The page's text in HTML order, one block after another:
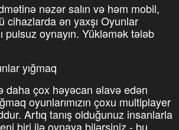
nəzər salın və həm mobil,
cihazlarda ən yaxşı Oyunlar
pulsuz oynayın. Yükləmək tələb
yığmaq
daha çox həyəcan əlavə edən
oyunlarımızın çoxu multiplayer
Artıq tanış olduğunuz insanlarla
biri ilə oynaya bilərsiniz - bu